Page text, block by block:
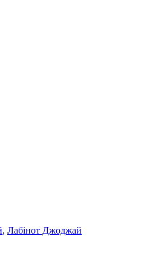
, Лабінот Джоджай